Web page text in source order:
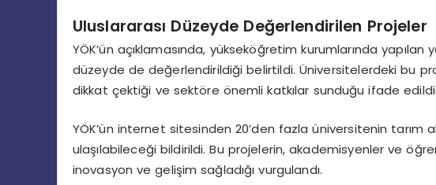
Uluslararası Düzeyde Değerlendirilen Projeler
YÖK’ün açıklamasında, yükseköğretim kurumlarında
düzeyde de değerlendirildiği belirtildi. Üniversitelerdeki bu
dikkat çektiği ve sektöre önemli katkılar sunduğu ifade edildi.
YÖK’ün internet sitesinden 20’den fazla üniversitenin tarım
ulaşılabileceği bildirildi. Bu projelerin, akademisyenler ve
inovasyon ve gelişim sağladığı vurgulandı.